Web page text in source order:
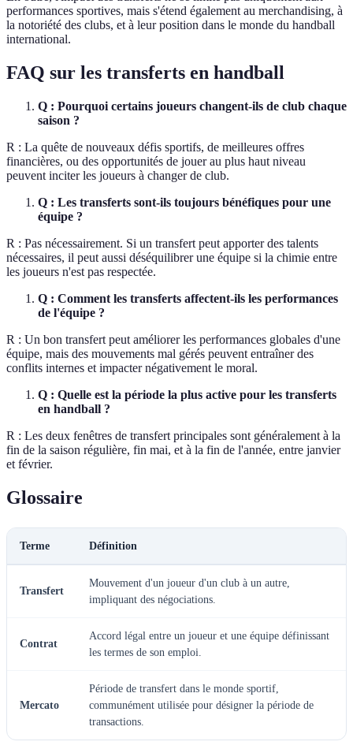
performances sportives, mais s'étend également au merchandising, à
la notoriété des clubs, et à leur position dans le monde du handball
international.
FAQ sur les transferts en handball
Q : Pourquoi certains joueurs changent-ils de club chaque
saison ?
R : La quête de nouveaux défis sportifs, de meilleures offres
financières, ou des opportunités de jouer au plus haut niveau
peuvent inciter les joueurs à changer de club.
Q : Les transferts sont-ils toujours bénéfiques pour une
équipe ?
R : Pas nécessairement. Si un transfert peut apporter des talents
nécessaires, il peut aussi déséquilibrer une équipe si la chimie entre
les joueurs n'est pas respectée.
Q : Comment les transferts affectent-ils les performances
de l'équipe ?
R : Un bon transfert peut améliorer les performances globales d'une
équipe, mais des mouvements mal gérés peuvent entraîner des
conflits internes et impacter négativement le moral.
Q : Quelle est la période la plus active pour les transferts
en handball ?
R : Les deux fenêtres de transfert principales sont généralement à la
fin de la saison régulière, fin mai, et à la fin de l'année, entre janvier
et février.
Glossaire
Terme Définition
Transfert
Mouvement d'un joueur d'un club à un autre,
impliquant des négociations.
Contrat
Accord légal entre un joueur et une équipe définissant
les termes de son emploi.
Mercato
Période de transfert dans le monde sportif,
communément utilisée pour désigner la période de
transactions.